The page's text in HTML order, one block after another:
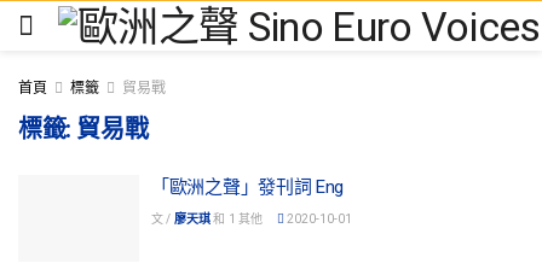
首頁 標籤 貿易戰
標籤: 貿易戰
「歐洲之聲」發刊詞 Eng
文 / 廖天琪 和 1 其他 2020-10-01